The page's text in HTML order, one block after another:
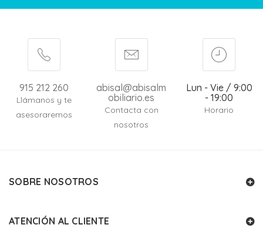
915 212 260
Llámanos y te
asesoraremos
abisal@abisalm
obiliario.es
Contacta con
nosotros
Lun - Vie / 9:00
- 19:00
Horario
SOBRE NOSOTROS
ATENCIÓN AL CLIENTE